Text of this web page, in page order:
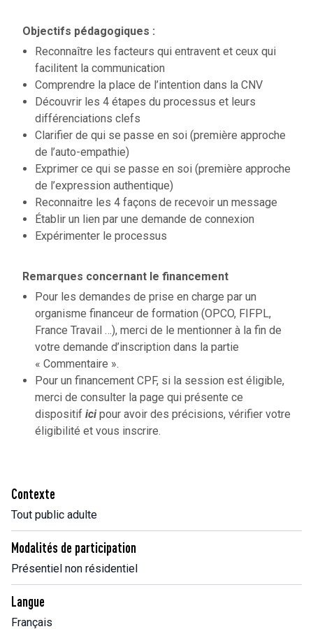
Contexte
Tout public adulte
Modalités de participation
Présentiel non résidentiel
Langue
Français
Objectifs pédagogiques :
Reconnaître les facteurs qui entravent et ceux qui
facilitent la communication
Comprendre la place de l’intention dans la CNV
Découvrir les 4 étapes du processus et leurs
différenciations clefs
Clarifier de qui se passe en soi (première approche
de l’auto-empathie)
Exprimer ce qui se passe en soi (première approche
de l’expression authentique)
Reconnaitre les 4 façons de recevoir un message
Établir un lien par une demande de connexion
Expérimenter le processus
Remarques concernant le financement
Pour les demandes de prise en charge par un
organisme financeur de formation (OPCO, FIFPL,
France Travail …), merci de le mentionner à la fin de
votre demande d’inscription dans la partie
« Commentaire ».
Pour un financement CPF, si la session est éligible,
merci de consulter la page qui présente ce
dispositif icipour avoir des précisions, vérifier votre
éligibilité et vous inscrire.